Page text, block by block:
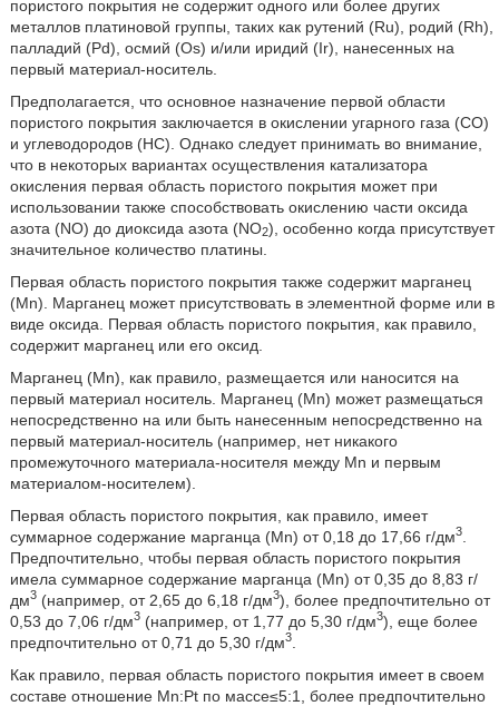
пористого покрытия не содержит одного или более других
металлов платиновой группы, таких как рутений (Ru), родий (Rh),
палладий (Pd), осмий (Os) и/или иридий (Ir), нанесенных на
первый материал-носитель.
Предполагается, что основное назначение первой области
пористого покрытия заключается в окислении угарного газа (CO)
и углеводородов (HC). Однако следует принимать во внимание,
что в некоторых вариантах осуществления катализатора
окисления первая область пористого покрытия может при
использовании также способствовать окислению части оксида
азота (NO) до диоксида азота (NO2), особенно когда присутствует
значительное количество платины.
Первая область пористого покрытия также содержит марганец
(Mn). Марганец может присутствовать в элементной форме или в
виде оксида. Первая область пористого покрытия, как правило,
содержит марганец или его оксид.
Марганец (Mn), как правило, размещается или наносится на
первый материал носитель. Марганец (Mn) может размещаться
непосредственно на или быть нанесенным непосредственно на
первый материал-носитель (например, нет никакого
промежуточного материала-носителя между Mn и первым
материалом-носителем).
Первая область пористого покрытия, как правило, имеет
суммарное содержание марганца (Mn) от 0,18 до 17,66 г/дм3.
Предпочтительно, чтобы первая область пористого покрытия
имела суммарное содержание марганца (Mn) от 0,35 до 8,83 г/
дм3(например, от 2,65 до 6,18 г/дм3), более предпочтительно от
0,53 до 7,06 г/дм3(например, от 1,77 до 5,30 г/дм3), еще более
предпочтительно от 0,71 до 5,30 г/дм3.
Как правило, первая область пористого покрытия имеет в своем
составе отношение Mn:Pt по массе≤5:1, более предпочтительно